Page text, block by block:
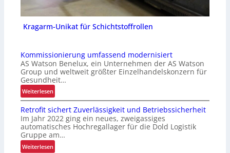
Kragarm-Unikat für Schichtstoffrollen
Kommissionierung umfassend modernisiert
AS Watson Benelux, ein Unternehmen der AS Watson
Group und weltweit größter Einzelhandelskonzern für
Gesundheit…
Weiterlesen:
K
o
m
m
i
s
Retrofit sichert Zuverlässigkeit und Betriebssicherheit
Im Jahr 2022 ging ein neues, zweigassiges
automatisches Hochregallager für die Dold Logistik
Gruppe am…
Weiterlesen: